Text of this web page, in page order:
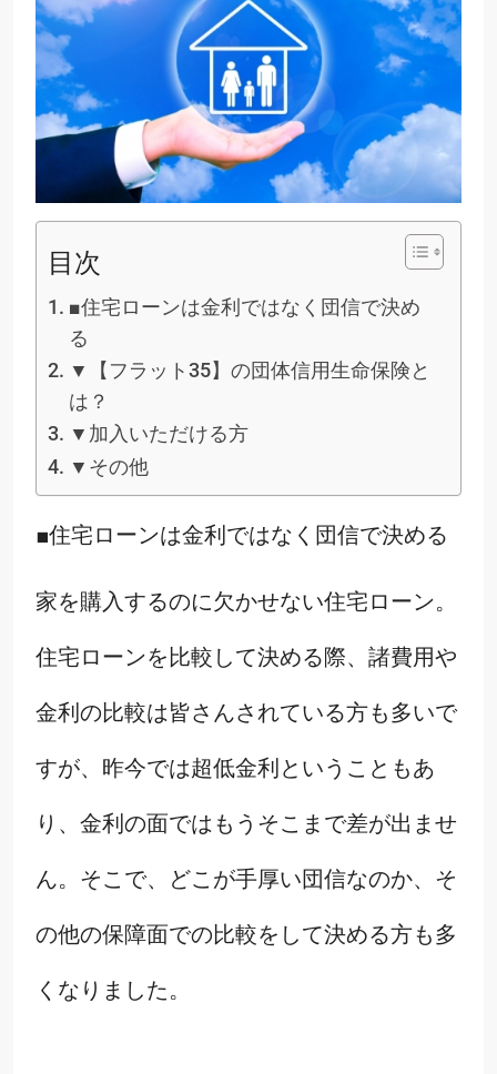
目次
■住宅ローンは金利ではなく団信で決め
る
▼【フラット35】の団体信用生命保険と
は？
▼加入いただける方
▼その他
■住宅ローンは金利ではなく団信で決める
家を購入するのに欠かせない住宅ローン。
住宅ローンを比較して決める際、諸費用や
金利の比較は皆さんされている方も多いで
すが、昨今では超低金利ということもあ
り、金利の面ではもうそこまで差が出ませ
ん。そこで、どこが手厚い団信なのか、そ
の他の保障面での比較をして決める方も多
くなりました。